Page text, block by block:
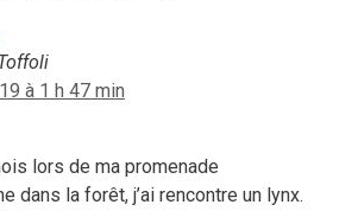
à 1 h 47 min
lors de ma promenade
dans la forêt, j’ai rencontre un lynx.